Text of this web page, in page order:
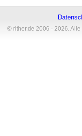
© rither.de 2006 - 2026.